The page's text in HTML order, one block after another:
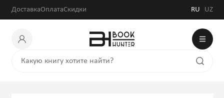
ДоставкаОплатаСкидки RU UZ